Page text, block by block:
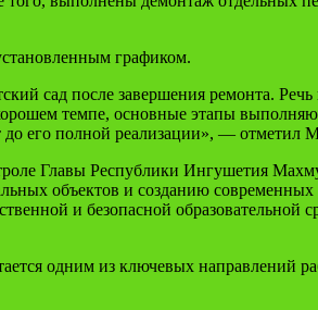
графиком.
сад после завершения ремонта.
темпе, основные этапы
до его полной реализации», — отметил
Главы Республики Ингушетия
объектов и созданию
и безопасной
одним из ключевых направлений